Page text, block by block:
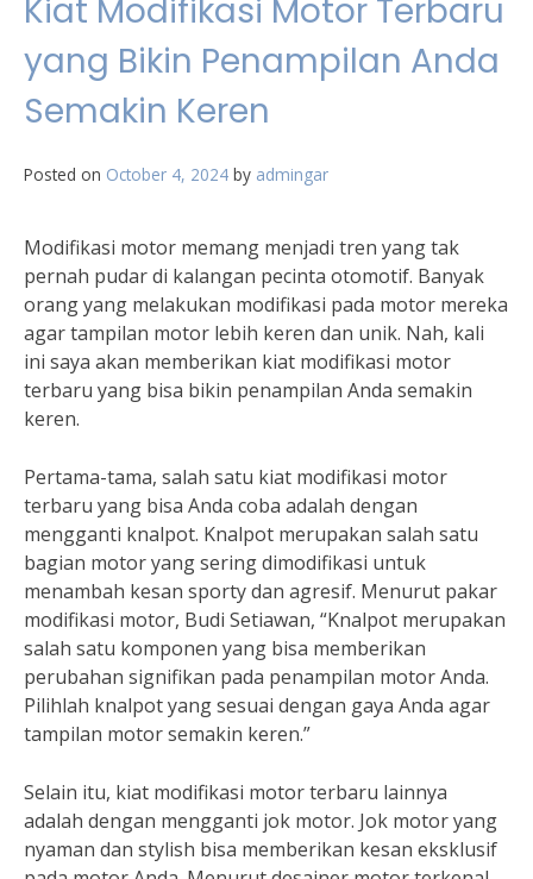
Kiat Modifikasi Motor Terbaru
yang Bikin Penampilan Anda
Semakin Keren
Posted on October 4, 2024 by admingar
Modifikasi motor memang menjadi tren yang tak
pernah pudar di kalangan pecinta otomotif. Banyak
orang yang melakukan modifikasi pada motor mereka
agar tampilan motor lebih keren dan unik. Nah, kali
ini saya akan memberikan kiat modifikasi motor
terbaru yang bisa bikin penampilan Anda semakin
keren.
Pertama-tama, salah satu kiat modifikasi motor
terbaru yang bisa Anda coba adalah dengan
mengganti knalpot. Knalpot merupakan salah satu
bagian motor yang sering dimodifikasi untuk
menambah kesan sporty dan agresif. Menurut pakar
modifikasi motor, Budi Setiawan, “Knalpot merupakan
salah satu komponen yang bisa memberikan
perubahan signifikan pada penampilan motor Anda.
Pilihlah knalpot yang sesuai dengan gaya Anda agar
tampilan motor semakin keren.”
Selain itu, kiat modifikasi motor terbaru lainnya
adalah dengan mengganti jok motor. Jok motor yang
nyaman dan stylish bisa memberikan kesan eksklusif